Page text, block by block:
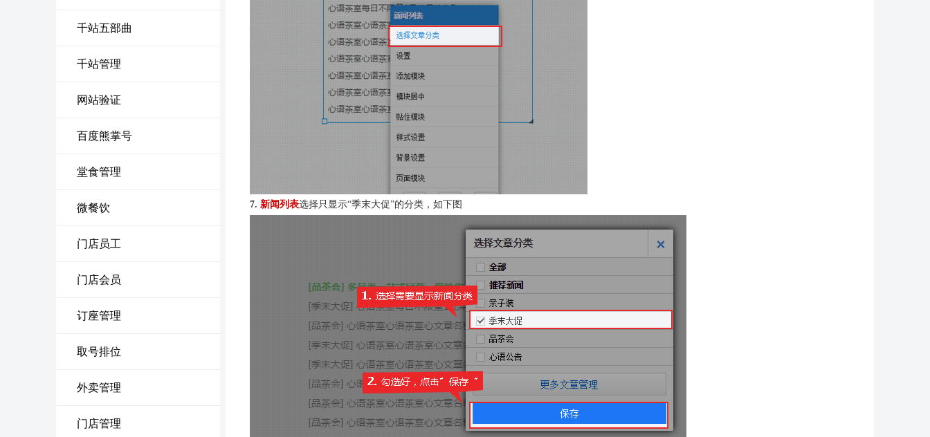
千站五部曲
千站管理
网站验证
百度熊掌号
堂食管理
微餐饮
门店员工
门店会员
订座管理
取号排位
外卖管理
门店管理
7. 新闻列表选择只显示“季末大促”的分类，如下图